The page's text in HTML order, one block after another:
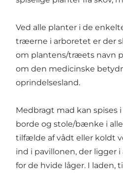
Ved alle planter i de
træerne i arboretet er der
om plantens/træets navn
om den medicinske
oprindelsesland.
Medbragt mad kan spises
borde og stole/bænke i alle
tilfælde af vådt eller koldt
ind i pavillonen, der ligger
for de hvide låger. I laden,